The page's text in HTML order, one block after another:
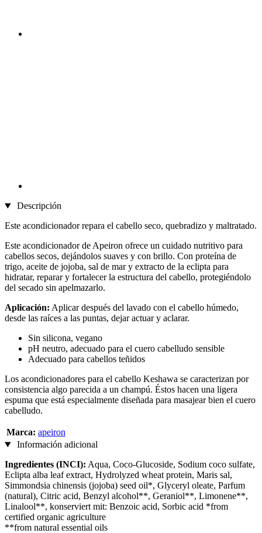
Descripción
Este acondicionador repara el cabello seco, quebradizo y maltratado.
Este acondicionador de Apeiron ofrece un cuidado nutritivo para
cabellos secos, dejándolos suaves y con brillo. Con proteína de
trigo, aceite de jojoba, sal de mar y extracto de la eclipta para
hidratar, reparar y fortalecer la estructura del cabello, protegiéndolo
del secado sin apelmazarlo.
Aplicación: Aplicar después del lavado con el cabello húmedo,
desde las raíces a las puntas, dejar actuar y aclarar.
Sin silicona, vegano
pH neutro, adecuado para el cuero cabelludo sensible
Adecuado para cabellos teñidos
Los acondicionadores para el cabello Keshawa se caracterizan por
consistencia algo parecida a un champú. Éstos hacen una ligera
espuma que está especialmente diseñada para masajear bien el cuero
cabelludo.
Marca: apeiron
Información adicional
Ingredientes (INCI): Aqua, Coco-Glucoside, Sodium coco sulfate,
Eclipta alba leaf extract, Hydrolyzed wheat protein, Maris sal,
Simmondsia chinensis (jojoba) seed oil*, Glyceryl oleate, Parfum
(natural), Citric acid, Benzyl alcohol**, Geraniol**, Limonene**,
Linalool**, konserviert mit: Benzoic acid, Sorbic acid *from
certified organic agriculture
**from natural essential oils